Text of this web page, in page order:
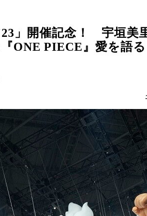
」開催記念！ 宇垣
ONE PIECE』愛を語る